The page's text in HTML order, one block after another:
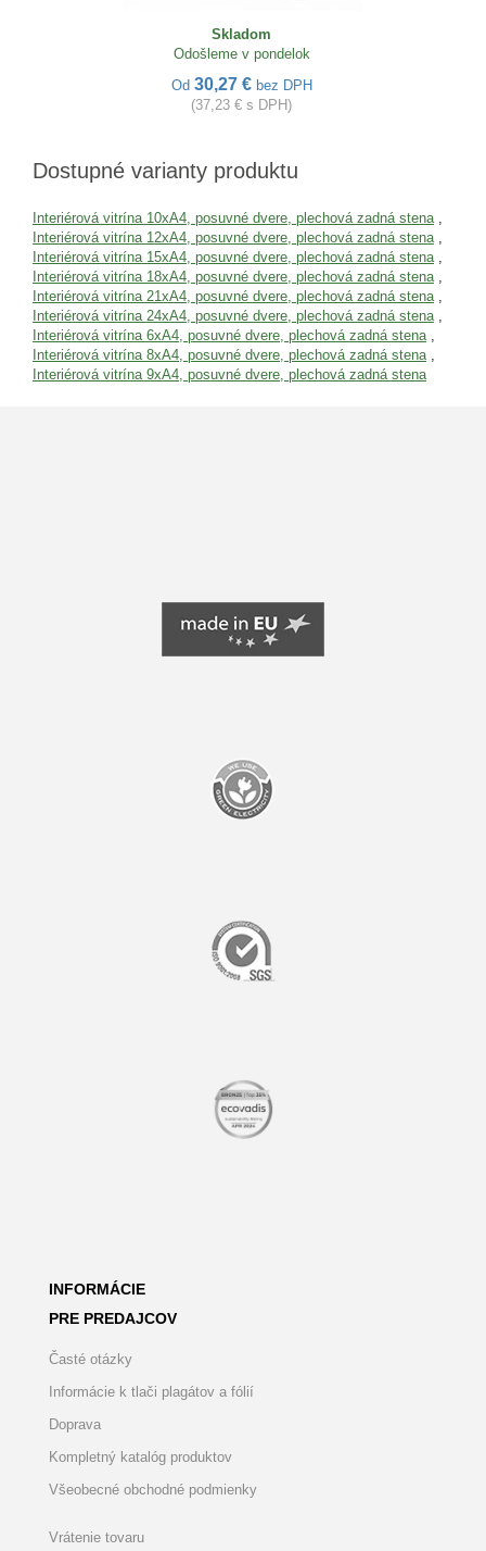
Skladom
Odošleme v pondelok
Od 30,27 € bez DPH
(37,23 € s DPH)
Dostupné varianty produktu
Interiérová vitrína 10xA4, posuvné dvere, plechová zadná stena
Interiérová vitrína 12xA4, posuvné dvere, plechová zadná stena
Interiérová vitrína 15xA4, posuvné dvere, plechová zadná stena
Interiérová vitrína 18xA4, posuvné dvere, plechová zadná stena
Interiérová vitrína 21xA4, posuvné dvere, plechová zadná stena
Interiérová vitrína 24xA4, posuvné dvere, plechová zadná stena
Interiérová vitrína 6xA4, posuvné dvere, plechová zadná stena
Interiérová vitrína 8xA4, posuvné dvere, plechová zadná stena
Interiérová vitrína 9xA4, posuvné dvere, plechová zadná stena
INFORMÁCIE
PRE PREDAJCOV
Časté otázky
Informácie k tlači plagátov a fólií
Doprava
Kompletný katalóg produktov
Všeobecné obchodné podmienky
Vrátenie tovaru